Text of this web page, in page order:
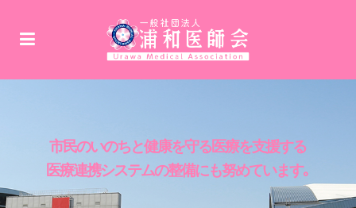
市民のいのちと健康を守る医療を支援する
医療連携システムの整備にも努めています｡